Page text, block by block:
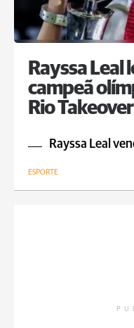
Rayssa Leal
campeã
Rio Takeover
Rayssa Leal
ESPORTE